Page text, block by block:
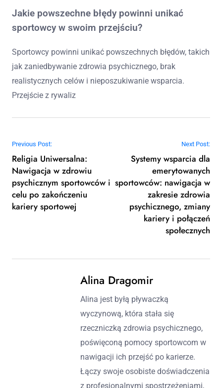
Jakie powszechne błędy powinni unikać
sportowcy w swoim przejściu?
Sportowcy powinni unikać powszechnych błędów, takich
jak zaniedbywanie zdrowia psychicznego, brak
realistycznych celów i nieposzukiwanie wsparcia.
Przejście z rywaliz
Post navigation
Previous Post:
Religia Uniwersalna:
Nawigacja w zdrowiu
psychicznym sportowców i
celu po zakończeniu
kariery sportowej
Next Post:
Systemy wsparcia dla
emerytowanych
sportowców: nawigacja w
zakresie zdrowia
psychicznego, zmiany
kariery i połączeń
społecznych
Alina Dragomir
Alina jest byłą pływaczką
wyczynową, która stała się
rzeczniczką zdrowia psychicznego,
poświęconą pomocy sportowcom w
nawigacji ich przejść po karierze.
Łączy swoje osobiste doświadczenia
z profesjonalnymi spostrzeżeniami,